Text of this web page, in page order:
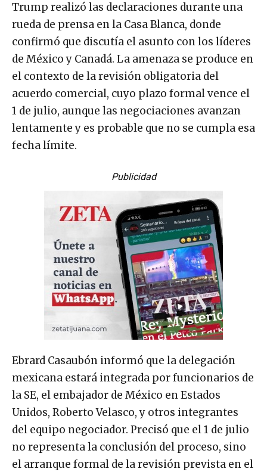
Trump realizó las declaraciones durante una
rueda de prensa en la Casa Blanca, donde
confirmó que discutía el asunto con los líderes
de México y Canadá. La amenaza se produce en
el contexto de la revisión obligatoria del
acuerdo comercial, cuyo plazo formal vence el
1 de julio, aunque las negociaciones avanzan
lentamente y es probable que no se cumpla esa
fecha límite.
Publicidad
Ebrard Casaubón informó que la delegación
mexicana estará integrada por funcionarios de
la SE, el embajador de México en Estados
Unidos, Roberto Velasco, y otros integrantes
del equipo negociador. Precisó que el 1 de julio
no representa la conclusión del proceso, sino
el arranque formal de la revisión prevista en el